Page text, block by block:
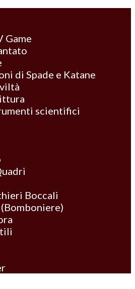
Game
di Spade e Katane
scientifici
Boccali